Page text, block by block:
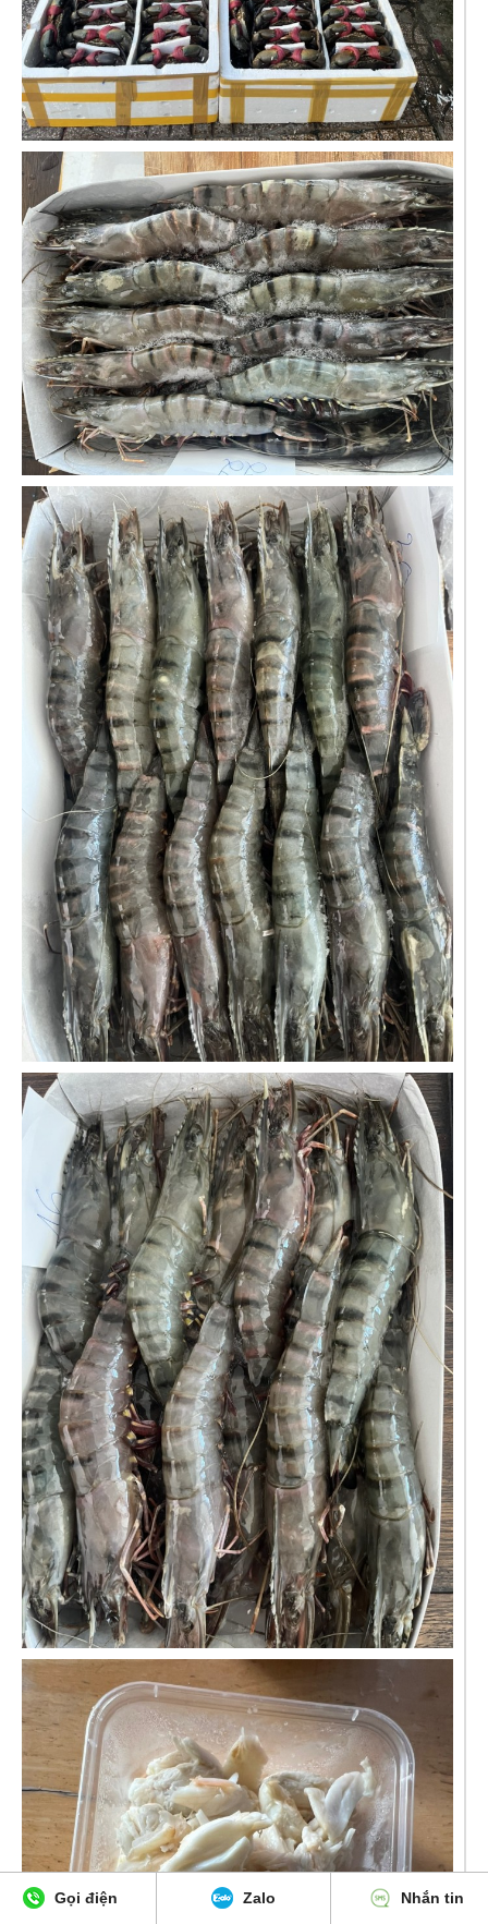
Gọi điện Zalo Nhắn tin